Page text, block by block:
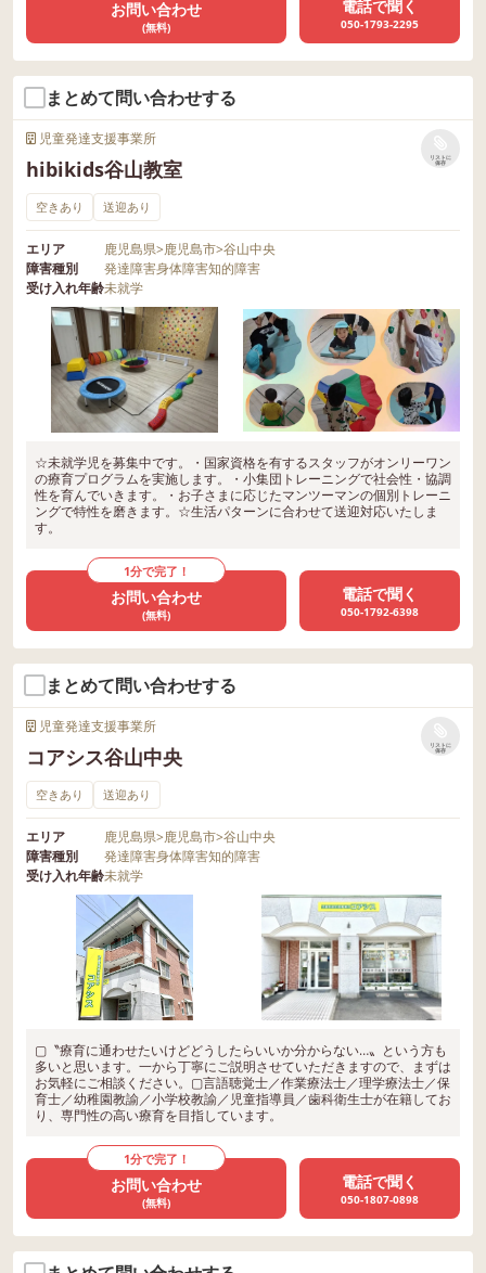
お問い合わせ
(無料)
電話で聞く
050-1793-2295
まとめて問い合わせする
児童発達支援事業所
hibikids谷山教室
リストに
保存
空きあり 送迎あり
エリア 鹿児島県>鹿児島市>谷山中央
障害種別
発達障害身体障害知的障害
受け入れ年齢未就学
☆未就学児を募集中です。・国家資格を有するスタッフがオンリーワン
の療育プログラムを実施します。・小集団トレーニングで社会性・協調
性を育んでいきます。・お子さまに応じたマンツーマンの個別トレーニ
ングで特性を磨きます。☆生活パターンに合わせて送迎対応いたしま
す。
1分で完了！
お問い合わせ
(無料)
電話で聞く
050-1792-6398
まとめて問い合わせする
児童発達支援事業所
コアシス谷山中央
リストに
保存
空きあり 送迎あり
エリア 鹿児島県>鹿児島市>谷山中央
障害種別
発達障害身体障害知的障害
受け入れ年齢未就学
▢〝療育に通わせたいけどどうしたらいいか分からない…〟という方も
多いと思います。一から丁寧にご説明させていただきますので、まずは
お気軽にご相談ください。▢言語聴覚士／作業療法士／理学療法士／保
育士／幼稚園教諭／小学校教諭／児童指導員／歯科衛生士が在籍してお
り、専門性の高い療育を目指しています。
1分で完了！
お問い合わせ
(無料)
電話で聞く
050-1807-0898